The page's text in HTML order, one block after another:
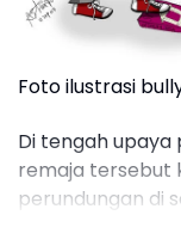
Foto ilustrasi
Di tengah upaya
remaja tersebut
perundungan di